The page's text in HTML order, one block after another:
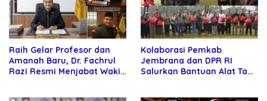
Raih Gelar Profesor dan
Amanah Baru, Dr. Fachrul
Razi Resmi Menjabat Wakil
Kolaborasi Pemkab
Jembrana dan DPR RI
Salurkan Bantuan Alat Tani